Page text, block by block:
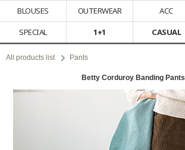
BLOUSES
OUTERWEAR ACC
SPECIAL
1+1 CASUAL
All products list Pants
Betty Corduroy Banding Pants